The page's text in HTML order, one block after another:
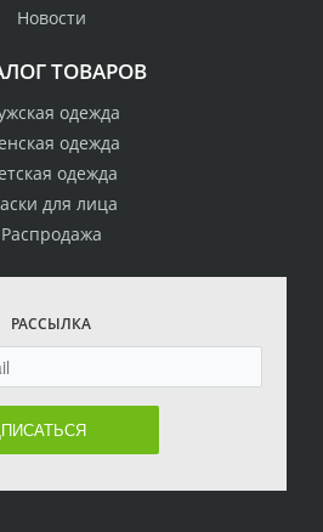
Новости
ТОВАРОВ
одежда
одежда
одежда
для лица
Распродажа
РАССЫЛКА